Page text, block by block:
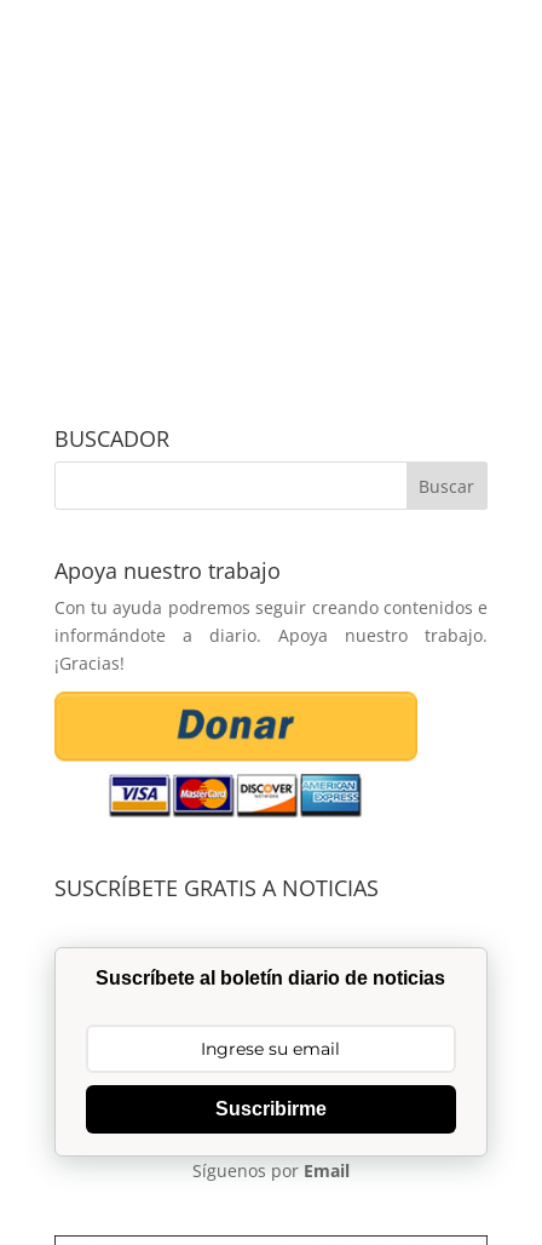
BUSCADOR
Apoya nuestro trabajo
Con tu ayuda podremos seguir creando contenidos e
informándote a diario. Apoya nuestro trabajo.
¡Gracias!
SUSCRÍBETE GRATIS A NOTICIAS
Suscríbete al boletín diario de noticias
Suscribirme
Síguenos por Email